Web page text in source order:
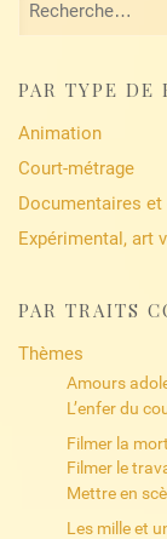
PAR TYPE DE
Animation
Court-métrage
Documentaires et
Expérimental, art
PAR TRAITS
Thèmes
Amours
L’enfer du
Filmer la mort
Filmer le
Mettre en
Les mille et